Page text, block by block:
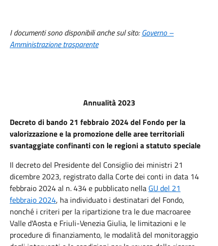
I documenti sono disponibili anche sul sito:Governo –
Amministrazione trasparente
Annualità 2023
Decreto di bando 21 febbraio 2024 del Fondo per la
valorizzazione e la promozione delle aree territoriali
svantaggiate confinanti con le regioni a statuto speciale
Il decreto del Presidente del Consiglio dei ministri 21
dicembre 2023, registrato dalla Corte dei conti in data 14
febbraio 2024 al n. 434 e pubblicato nella GU del 21
febbraio 2024, ha individuato i destinatari del Fondo,
nonché i criteri per la ripartizione tra le due macroaree
Valle d'Aosta e Friuli-Venezia Giulia, le limitazioni e le
procedure di finanziamento, le modalità del monitoraggio